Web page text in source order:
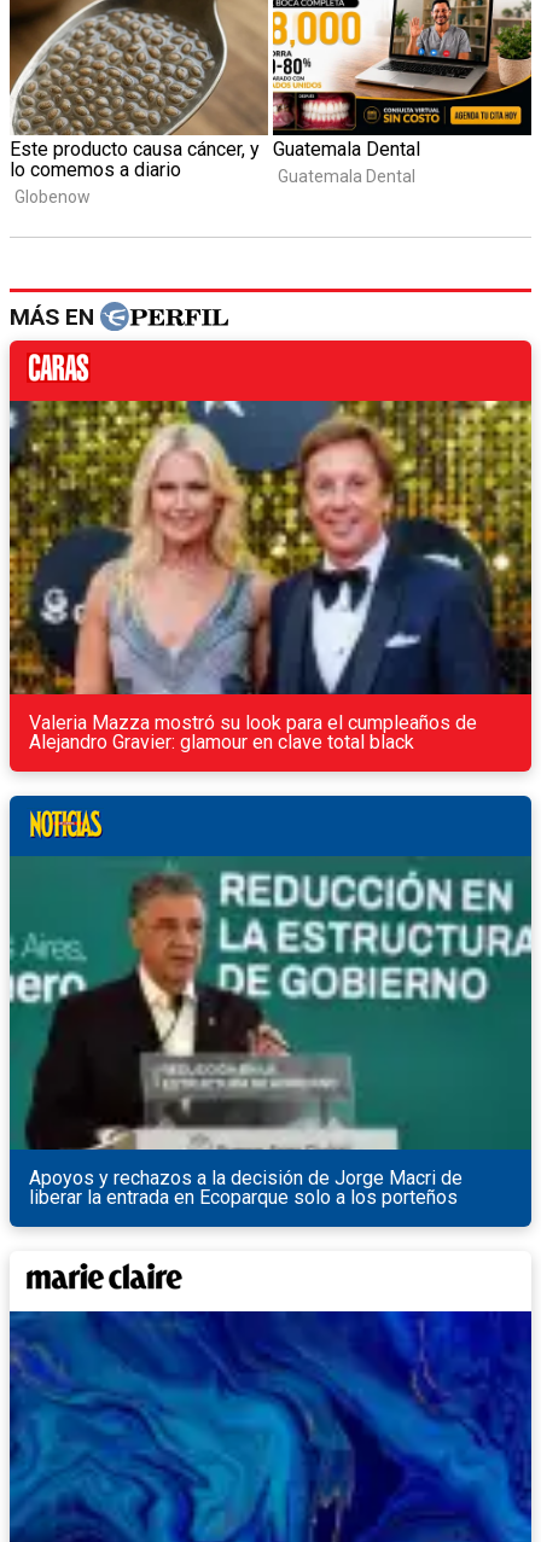
MÁS EN
Valeria Mazza mostró su look para el cumpleaños de
Alejandro Gravier: glamour en clave total black
Apoyos y rechazos a la decisión de Jorge Macri de
liberar la entrada en Ecoparque solo a los porteños